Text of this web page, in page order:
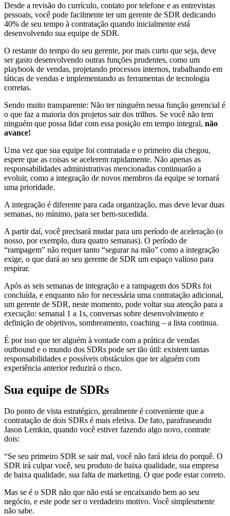
Desde a revisão do currículo, contato por telefone e as entrevistas
pessoais, você pode facilmente ter um gerente de SDR dedicando
40% de seu tempo à contratação quando inicialmente está
desenvolvendo sua equipe de SDR.
O restante do tempo do seu gerente, por mais curto que seja, deve
ser gasto desenvolvendo outras funções prudentes, como um
playbook de vendas, projetando processos internos, trabalhando em
táticas de vendas e implementando as ferramentas de tecnologia
corretas.
Sendo muito transparente: Não ter ninguém nessa função gerencial é
o que faz a maioria dos projetos sair dos trilhos. Se você não tem
ninguém que possa lidar com essa posição em tempo integral, não
avance!
Uma vez que sua equipe foi contratada e o primeiro dia chegou,
espere que as coisas se acelerem rapidamente. Não apenas as
responsabilidades administrativas mencionadas continuarão a
evoluir, como a integração de novos membros da equipe se tornará
uma prioridade.
A integração é diferente para cada organização, mas deve levar duas
semanas, no mínimo, para ser bem-sucedida.
A partir daí, você precisará mudar para um período de aceleração (o
nosso, por exemplo, dura quatro semanas). O período de
“rampagem” não requer tanto “segurar na mão” como a integração
exige, o que dará ao seu gerente de SDR um espaço valioso para
respirar.
Após as seis semanas de integração e a rampagem dos SDRs foi
concluída, e enquanto não for necessária uma contratação adicional,
um gerente de SDR, neste momento, pode voltar sua atenção para a
execução: semanal 1 a 1s, conversas sobre desenvolvimento e
definição de objetivos, sombreamento, coaching – a lista continua.
É por isso que ter alguém à vontade com a prática de vendas
outbound e o mundo dos SDRs pode ser tão útil: existem tantas
responsabilidades e possíveis obstáculos que ter alguém com
experiência anterior reduzirá o risco.
Sua equipe de SDRs
Do ponto de vista estratégico, geralmente é conveniente que a
contratação de dois SDRs é mais efetiva. De fato, parafraseando
Jason Lemkin, quando você estiver fazendo algo novo, contrate
dois:
“Se seu primeiro SDR se sair mal, você não fará ideia do porquê. O
SDR irá culpar você, seu produto de baixa qualidade, sua empresa
de baixa qualidade, sua falta de marketing. O que pode estar correto.
Mas se é o SDR não que não está se encaixando bem ao seu
negócio, e este pode ser o verdadeiro motivo. Você simplesmente
não sabe.